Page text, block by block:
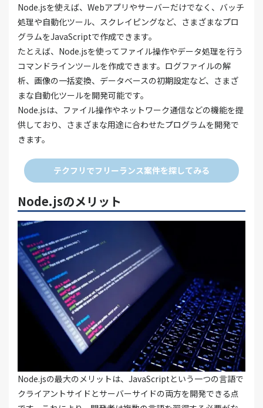
Node.jsを使えば、Webアプリやサーバーだけでなく、バッチ
処理や自動化ツール、スクレイピングなど、さまざまなプロ
グラムをJavaScriptで作成できます。
たとえば、Node.jsを使ってファイル操作やデータ処理を行う
コマンドラインツールを作成できます。ログファイルの解
析、画像の一括変換、データベースの初期設定など、さまざ
まな自動化ツールを開発可能です。
Node.jsは、ファイル操作やネットワーク通信などの機能を提
供しており、さまざまな用途に合わせたプログラムを開発で
きます。
テクフリでフリーランス案件を探してみる
Node.jsのメリット
Node.jsの最大のメリットは、JavaScriptという一つの言語で
クライアントサイドとサーバーサイドの両方を開発できる点